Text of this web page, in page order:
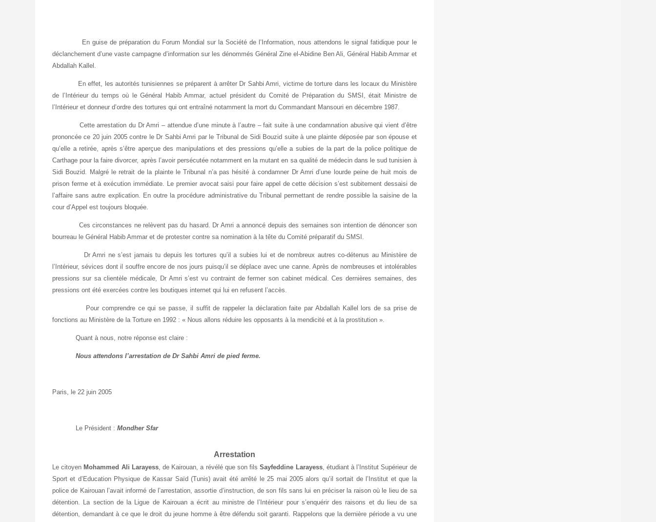
En guise de préparation du Forum Mondial sur la Société de l’Information, nous attendons le signal fatidique pour le
déclanchement d’une vaste campagne d’information sur les dénommés Général Zine el-Abidine Ben Ali, Général Habib Ammar et
Abdallah Kallel.
En effet, les autorités tunisiennes se préparent à arrêter Dr Sahbi Amri, victime de torture dans les locaux du Ministère
de l’Intérieur du temps où le Général Habib Ammar, actuel président du Comité de Préparation du SMSI, était Ministre de
l’Intérieur et donneur d’ordre des tortures qui ont entraîné notamment la mort du Commandant Mansouri en décembre 1987.
Cette arrestation du Dr Amri – attendue d’une minute à l’autre – fait suite à une condamnation abusive qui vient d’être
prononcée ce 20 juin 2005 contre le Dr Sahbi Amri par le Tribunal de Sidi Bouzid suite à une plainte déposée par son épouse et
qu’elle a retirée, après s’être aperçue des manipulations et des pressions qu’elle a subies de la part de la police politique de
Carthage pour la faire divorcer, après l’avoir persécutée notamment en la mutant en sa qualité de médecin dans le sud tunisien à
Sidi Bouzid. Malgré le retrait de la plainte le Tribunal n’a pas hésité à condamner Dr Amri d’une lourde peine de huit mois de
prison ferme et à exécution immédiate. Le premier avocat saisi pour faire appel de cette décision s’est subitement dessaisi de
l’affaire sans autre explication. En outre la procédure administrative du Tribunal permettant de rendre possible la saisine de la
cour d’Appel est toujours bloquée.
Ces circonstances ne relèvent pas du hasard. Dr Amri a annoncé depuis des semaines son intention de dénoncer son
bourreau le Général Habib Ammar et de protester contre sa nomination à la tête du Comité préparatif du SMSI.
Dr Amri ne s’est jamais tu depuis les tortures qu’il a subies lui et de nombreux autres co-détenus au Ministère de
l’Intérieur, sévices dont il souffre encore de nos jours puisqu’il se déplace avec une canne. Après de nombreuses et intolérables
pressions sur sa clientèle médicale, Dr Amri s’est vu contraint de fermer son cabinet médical. Ces dernières semaines, des
pressions ont été exercées contre les boutiques internet qui lui en refusent l’accès.
Pour comprendre ce qui se passe, il suffit de rappeler la déclaration faite par Abdallah Kallel lors de sa prise de
fonctions au Ministère de la Torture en 1992 : « Nous allons réduire les opposants à la mendicité et à la prostitution ».
Quant à nous, notre réponse est claire :
Nous attendons l’arrestation de Dr Sahbi Amri de pied ferme.
Paris, le 22 juin 2005
Le Président : Mondher Sfar
Arrestation
Le citoyen Mohammed Ali Larayess, de Kairouan, a révélé que son filsSayfeddine Larayess, étudiant à l’Institut Supérieur de
Sport et d’Education Physique de Kassar Saïd (Tunis) avait été arrêté le 25 mai 2005 alors qu’il sortait de l’Institut et que la
police de Kairouan l’avait informé de l’arrestation, assortie d’instruction, de son fils sans lui en préciser la raison où le lieu de sa
détention. La section de la Ligue de Kairouan a écrit au ministre de l’Intérieur pour s’enquérir des raisons et du lieu de sa
détention, demandant à ce que le droit du jeune homme à être défendu soit garanti. Rappelons que la dernière période a vu une